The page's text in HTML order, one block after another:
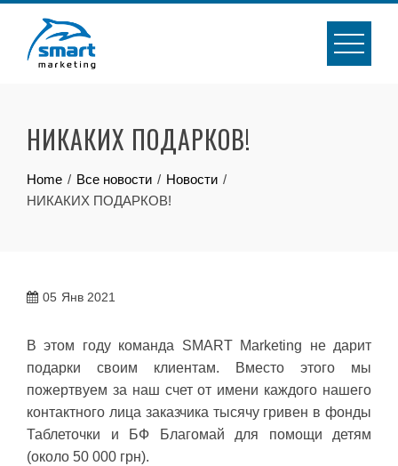
content
НИКАКИХ ПОДАРКОВ!
Home Все новости
Новости
НИКАКИХ ПОДАРКОВ!
05 Янв 2021
В этом году команда SMART Marketing не дарит
подарки своим клиентам. Вместо этого мы
пожертвуем за наш счет от имени каждого нашего
контактного лица заказчика тысячу гривен в фонды
Таблеточки и БФ Благомай для помощи детям
(около 50 000 грн).